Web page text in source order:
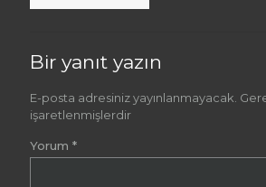
Bir yanıt yazın
E-posta adresiniz yayınlanmayacak.
işaretlenmişlerdir
Yorum *